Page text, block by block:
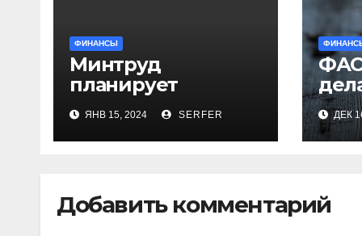
ФИНАНСЫ
Минтруд
планирует
проиндексировать
на 7,4% более 40
выплат и
ЯНВ 15, 2024 SERFER
ФАС
ДЕК
Добавить комментарий